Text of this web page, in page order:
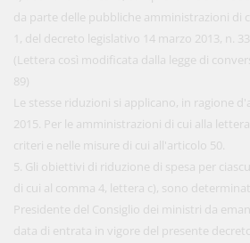
da parte delle pubbliche amministrazioni di
1, del decreto legislativo 14 marzo 2013, n. 33.
(Lettera così modificata dalla legge di
89)
Le stesse riduzioni si applicano, in ragione
2015. Per le amministrazioni di cui alla
criteri e nelle misure di cui all'articolo 50.
5. Gli obiettivi di riduzione di spesa per
di cui al comma 4, lettera c), sono
Presidente del Consiglio dei ministri da
data di entrata in vigore del presente